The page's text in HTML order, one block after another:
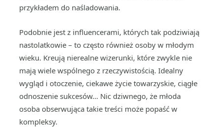
przykładem do naśladowania.
Podobnie jest z influencerami, których tak podziwiają
nastolatkowie – to często również osoby w młodym
wieku. Kreują nierealne wizerunki, które zwykle nie
mają wiele wspólnego z rzeczywistością. Idealny
wygląd i otoczenie, ciekawe życie towarzyskie, ciągłe
odnoszenie sukcesów… Nic dziwnego, że młoda
osoba obserwująca takie treści może popaść w
kompleksy.